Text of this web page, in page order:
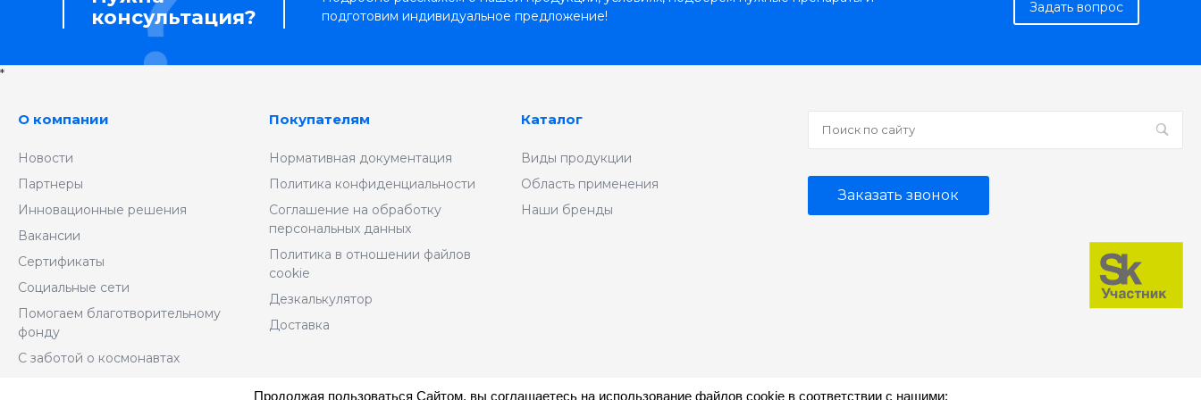
консультация?
подготовим индивидуальное предложение!
Задать вопрос
*
О компании
Новости
Партнеры
Инновационные решения
Вакансии
Сертификаты
Социальные сети
Помогаем благотворительному
фонду
С заботой о космонавтах
Покупателям
Нормативная документация
Политика конфиденциальности
Соглашение на обработку
персональных данных
Политика в отношении файлов
cookie
Дезкалькулятор
Доставка
Каталог
Виды продукции
Область применения
Наши бренды
Заказать звонок
Продолжая пользоваться Сайтом, вы соглашаетесь на использование файлов cookie в соответствии с нашими: